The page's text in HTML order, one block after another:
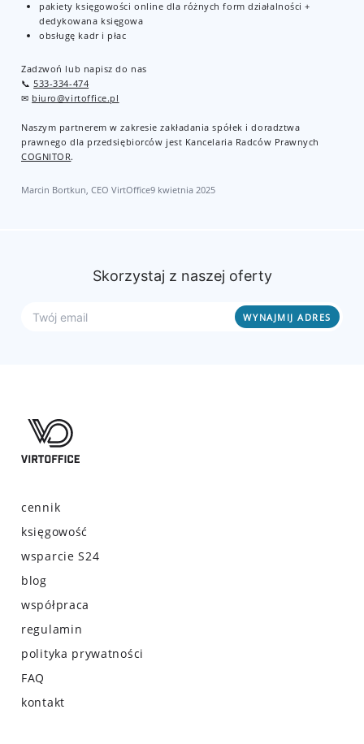
pakiety księgowości online dla różnych form działalności +
dedykowana księgowa
obsługę kadr i płac
Zadzwoń lub napisz do nas
📞533-334-474
✉ biuro@virtoffice.pl
Naszym partnerem w zakresie zakładania spółek i doradztwa
prawnego dla przedsiębiorców jest Kancelaria Radców Prawnych
COGNITOR.
Marcin Bortkun, CEO VirtOffice9 kwietnia 2025
Skorzystaj z naszej oferty
cennik
księgowość
wsparcie S24
blog
współpraca
regulamin
polityka prywatności
FAQ
kontakt